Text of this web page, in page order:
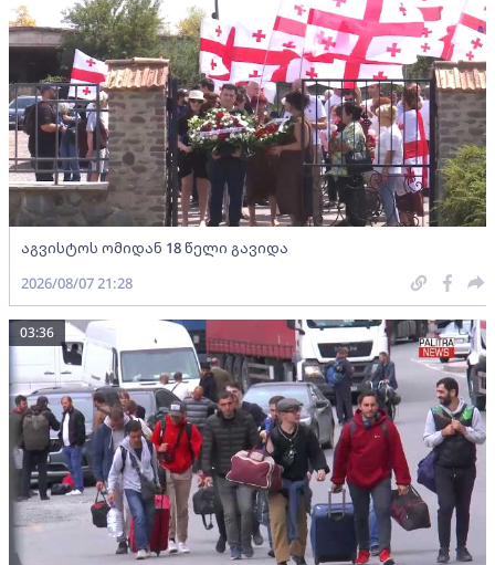
აგვისტოს ომიდან 18 წელი გავიდა
2026/08/07 21:28
03:36